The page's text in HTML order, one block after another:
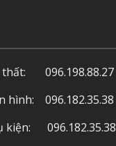
096.198.88.27
hình: ‎ ‎ ‎ 096.182.35.38
096.182.35.38